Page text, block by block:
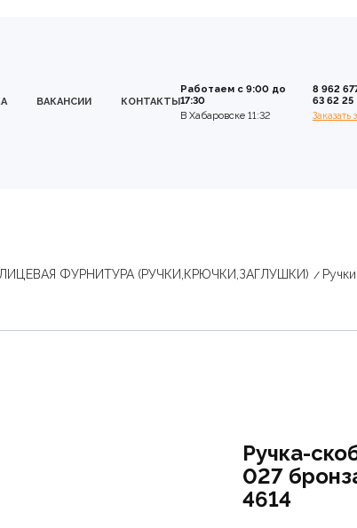
ВАКАНСИИ КОНТАКТЫ
Работаем с 9:00 до
17:30
В Хабаровске 11:32
8 962
63 62 25
Заказать
ЛИЦЕВАЯ ФУРНИТУРА (РУЧКИ,КРЮЧКИ,ЗАГЛУШКИ)
Ручка-
027
4614